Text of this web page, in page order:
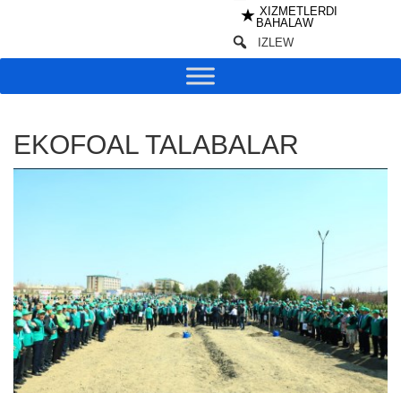
★ XIZMETLERDI
BAHALAW
IZLEW
EKOFOAL TALABALAR